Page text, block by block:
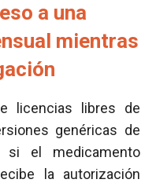
a una
mientras
licencias libres de
genéricas de
si el medicamento
la autorización